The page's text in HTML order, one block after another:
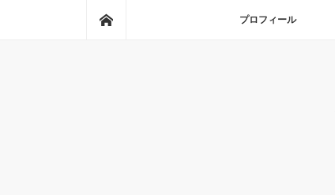
プロフィール